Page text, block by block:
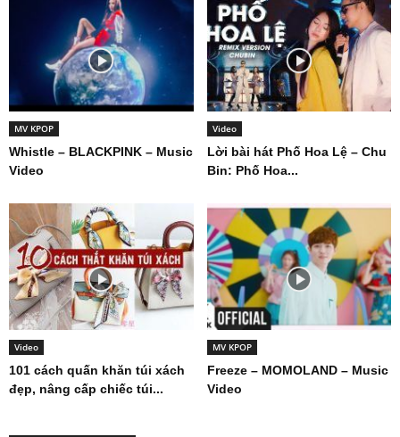
MV KPOP
Whistle – BLACKPINK – Music
Video
Video
Lời bài hát Phố Hoa Lệ – Chu
Bin: Phố Hoa...
Video
101 cách quấn khăn túi xách
đẹp, nâng cấp chiếc túi...
MV KPOP
Freeze – MOMOLAND – Music
Video